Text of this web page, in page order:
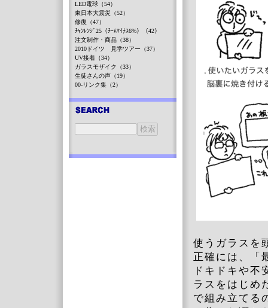
使うガラスを
正確には、「
ドキドキや
ラスをはじめ
で組み立てる
LED電球（54）
東日本大震災（52）
修復（47）
ﾁｬﾝﾚﾝｼﾞ25（ﾁｰﾑﾏｲﾅｽ6%）（42）
注文制作・商品（38）
2010ドイツ 見学ツアー（37）
UV接着（34）
ガラスモザイク（33）
生徒さんの声（19）
00-リンク集（2）